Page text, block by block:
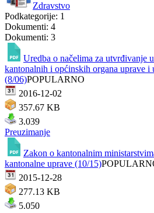
Zdravstvo
Podkategorije: 1
Dokumenti: 4
Dokumenti: 3
Uredba o načelima za utvrđivanje
kantonalnih i općinskih organa uprave i
(8/06)POPULARNO
2016-12-02
357.67 KB
3.039
Preuzimanje
Zakon o kantonalnim
kantonalne uprave (10/15)
2015-12-28
277.13 KB
5.050